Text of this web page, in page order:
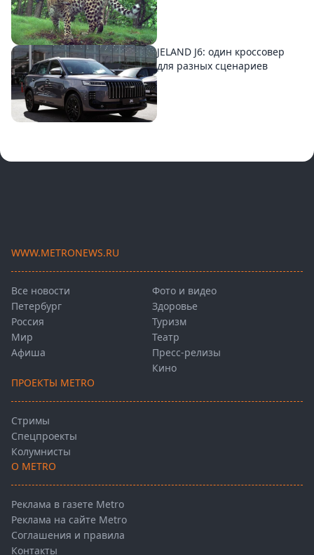
JELAND J6: один кроссовер
для разных сценариев
WWW.METRONEWS.RU
Все новости
Петербург
Россия
Мир
Афиша
Фото и видео
Здоровье
Туризм
Театр
Пресс-релизы
Кино
ПРОЕКТЫ METRO
Стримы
Спецпроекты
Колумнисты
О METRO
Реклама в газете Metro
Реклама на сайте Metro
Соглашения и правила
Контакты